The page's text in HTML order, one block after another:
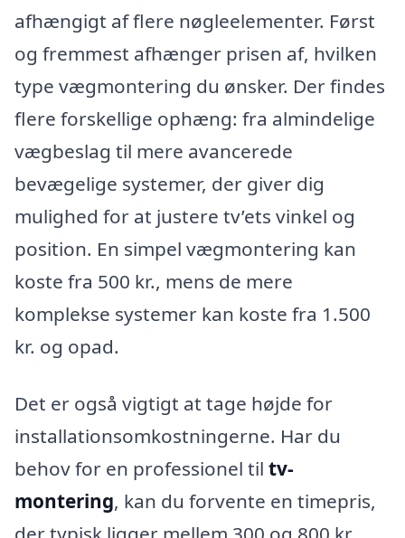
afhængigt af flere nøgleelementer. Først
og fremmest afhænger prisen af, hvilken
type vægmontering du ønsker. Der findes
flere forskellige ophæng: fra almindelige
vægbeslag til mere avancerede
bevægelige systemer, der giver dig
mulighed for at justere tv’ets vinkel og
position. En simpel vægmontering kan
koste fra 500 kr., mens de mere
komplekse systemer kan koste fra 1.500
kr. og opad.
Det er også vigtigt at tage højde for
installationsomkostningerne. Har du
behov for en professionel til tv-
montering, kan du forvente en timepris,